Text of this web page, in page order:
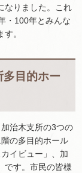
なりました。これ
・100年とみんな
。
多目的ホー
治木支所の3つの
の多目的ホール
イビュー」、加
です。市民の皆様